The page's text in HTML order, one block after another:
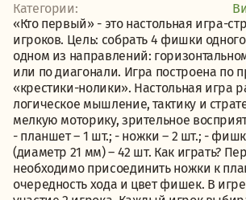
Категории:
«Кто первый» - это настольная игра-
игроков. Цель: собрать 4 фишки
одном из направлений:
или по диагонали. Игра построена по
«крестики-нолики». Настольная игра
логическое мышление, тактику и
мелкую моторику, зрительное
- планшет – 1 шт.; - ножки – 2 шт.; -
(диаметр 21 мм) – 42 шт. Как играть?
необходимо присоединить ножки к
очередность хода и цвет фишек. В